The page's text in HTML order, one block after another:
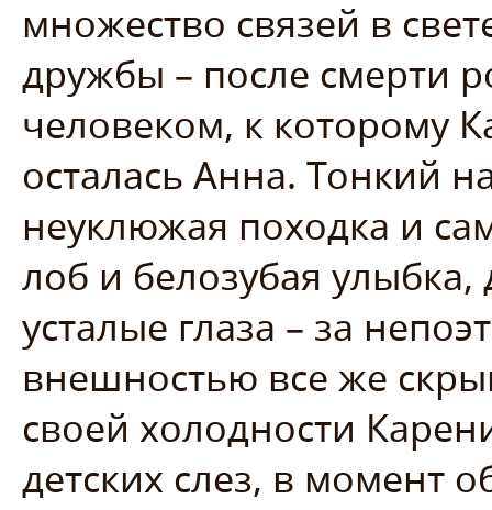
множество связей в
дружбы – после смерти
человеком, к которому
осталась Анна. Тонкий
неуклюжая походка и
лоб и белозубая
усталые глаза – за
внешностью все же
своей холодности
детских слез, в момент